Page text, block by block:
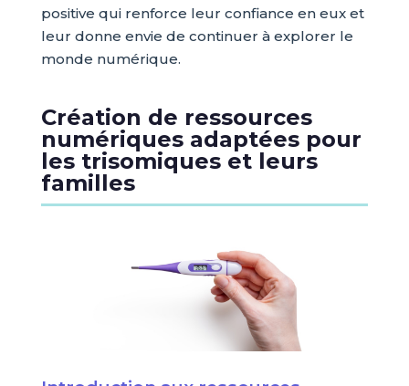
positive qui renforce leur confiance en eux et
leur donne envie de continuer à explorer le
monde numérique.
Création de ressources
numériques adaptées pour
les trisomiques et leurs
familles